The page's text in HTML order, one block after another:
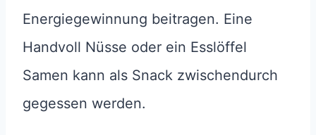
Energiegewinnung beitragen. Eine
Handvoll Nüsse oder ein Esslöffel
Samen kann als Snack zwischendurch
gegessen werden.